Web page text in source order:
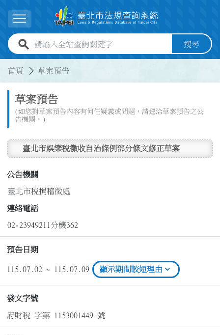
展開選單
全站查詢關鍵字欄位 搜尋
首頁 草案預告
草案預告
(如您對草案預告內容有何任疑義或問題，請逕洽草案預告之公
告機關。)
臺北市娛樂稅徵收自治條例部分條文修正草案
公告機關
臺北市稅捐稽徵處
連絡電話
02-23949211分機362
預告日期
115.07.02 ~ 115.07.09 顯示期間較短理由 expand_more
發文字號
府財稅 字第 1153001449 號